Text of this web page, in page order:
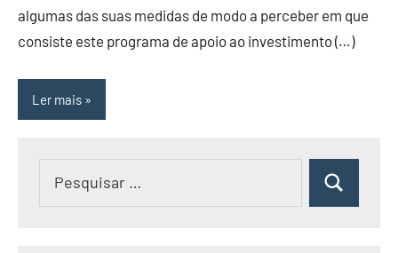
algumas das suas medidas de modo a perceber em que
consiste este programa de apoio ao investimento (…)
Ler mais
Pesquisar